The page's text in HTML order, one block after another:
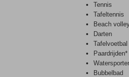
Tennis
Tafeltennis
Beach
Darten
Tafelvoetbal
Paardrijden*
Bubbelbad